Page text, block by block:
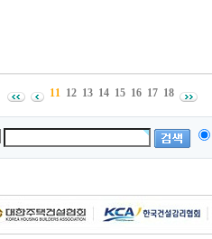
11 12 13 14 15 16 17 18